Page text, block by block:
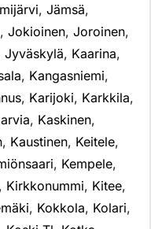
, Jämsä,
, Jokioinen, Joroinen,
Jyväskylä, Kaarina,
, Kangasniemi,
, Karijoki, Karkkila,
, Kaskinen,
, Kaustinen, Keitele,
, Kempele,
, Kirkkonummi, Kitee,
, Kokkola, Kolari,